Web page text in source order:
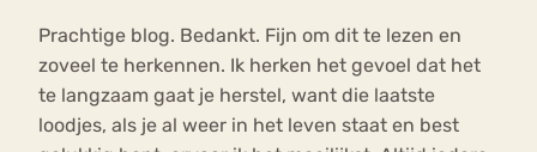
Prachtige blog. Bedankt. Fijn om dit te lezen en
zoveel te herkennen. Ik herken het gevoel dat het
te langzaam gaat je herstel, want die laatste
loodjes, als je al weer in het leven staat en best